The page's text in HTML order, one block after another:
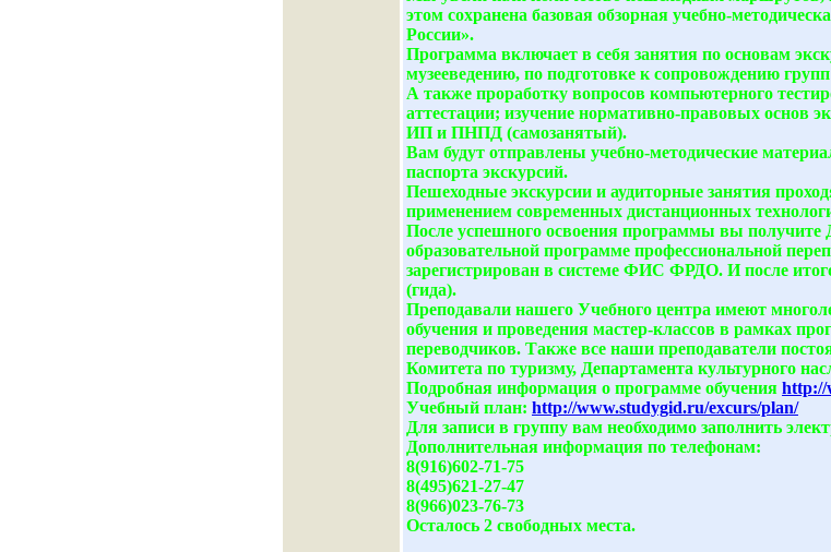
этом сохранена базовая обзорная учебно-
России».
Программа включает в себя занятия по основам
музееведению, по подготовке к сопровождению
А также проработку вопросов компьютерного
аттестации; изучение нормативно-правовых основ
ИП и ПНПД (самозанятый).
Вам будут отправлены учебно-методические
паспорта экскурсий.
Пешеходные экскурсии и аудиторные занятия
применением современных дистанционных
После успешного освоения программы вы получите
образовательной программе профессиональной
зарегистрирован в системе ФИС ФРДО. И после
(гида).
Преподавали нашего Учебного центра имеют
обучения и проведения мастер-классов в рамках
переводчиков. Также все наши преподаватели
Комитета по туризму, Департамента культурного
Подробная информация о программе обучения http://
Учебный план: http://www.studygid.ru/excurs/plan/
Для записи в группу вам необходимо заполнить
Дополнительная информация по телефонам:
8(916)602-71-75
8(495)621-27-47
8(966)023-76-73
Осталось 2 свободных места.